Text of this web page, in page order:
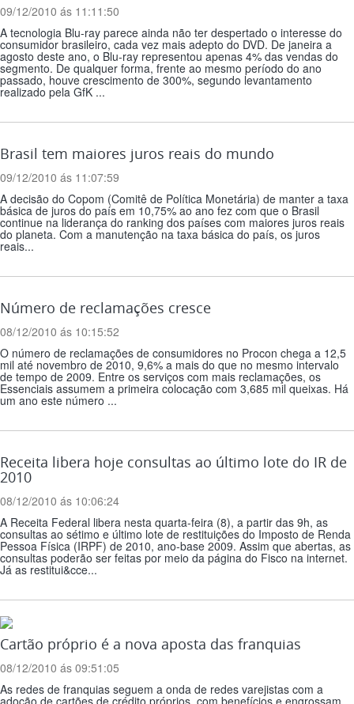
09/12/2010 ás 11:11:50
A tecnologia Blu-ray parece ainda não ter despertado o interesse do
consumidor brasileiro, cada vez mais adepto do DVD. De janeira a
agosto deste ano, o Blu-ray representou apenas 4% das vendas do
segmento. De qualquer forma, frente ao mesmo período do ano
passado, houve crescimento de 300%, segundo levantamento
realizado pela GfK ...
Brasil tem maiores juros reais do mundo
09/12/2010 ás 11:07:59
A decisão do Copom (Comitê de Política Monetária) de manter a taxa
básica de juros do país em 10,75% ao ano fez com que o Brasil
continue na liderança do ranking dos países com maiores juros reais
do planeta. Com a manutenção na taxa básica do país, os juros
reais...
Número de reclamações cresce
08/12/2010 ás 10:15:52
O número de reclamações de consumidores no Procon chega a 12,5
mil até novembro de 2010, 9,6% a mais do que no mesmo intervalo
de tempo de 2009. Entre os serviços com mais reclamações, os
Essenciais assumem a primeira colocação com 3,685 mil queixas. Há
um ano este número ...
Receita libera hoje consultas ao último lote do IR de
2010
08/12/2010 ás 10:06:24
A Receita Federal libera nesta quarta-feira (8), a partir das 9h, as
consultas ao sétimo e último lote de restituições do Imposto de Renda
Pessoa Física (IRPF) de 2010, ano-base 2009. Assim que abertas, as
consultas poderão ser feitas por meio da página do Fisco na internet.
Já as restitui&cce...
Cartão próprio é a nova aposta das franquias
08/12/2010 ás 09:51:05
As redes de franquias seguem a onda de redes varejistas com a
adoção de cartões de crédito próprios, com benefícios e engrossam